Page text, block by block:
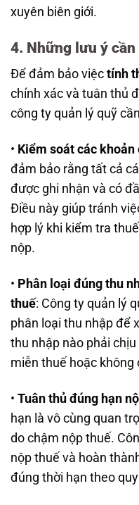
xuyên biên giới.
4. Những lưu ý
Để đảm bảo việc tính
chính xác và tuân thủ
công ty quản lý quỹ
• Kiểm soát các
đảm bảo rằng tất cả
được ghi nhận và có
Điều này giúp tránh
hợp lý khi kiểm tra
nộp.
• Phân loại đúng thu
thuế: Công ty quản lý
phân loại thu nhập để
thu nhập nào phải
miễn thuế hoặc không
• Tuân thủ đúng hạn
hạn là vô cùng quan
do chậm nộp thuế.
nộp thuế và hoàn
đúng thời hạn theo